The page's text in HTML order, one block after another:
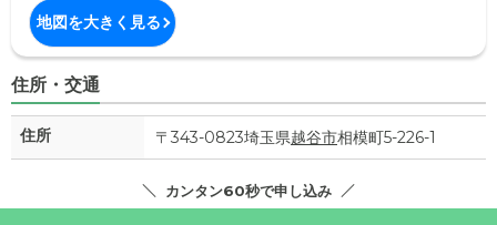
地図を大きく見る
住所・交通
住所 〒343-0823埼玉県越谷市相模町5-226-1
カンタン60秒で申し込み